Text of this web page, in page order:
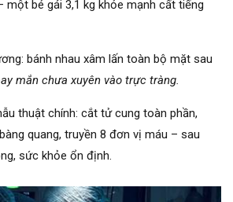
một bé gái 3,1 kg khỏe mạnh cất tiếng
bánh nhau xâm lấn toàn bộ mặt sau
mắn chưa xuyên vào trực tràng.
thuật chính: cắt tử cung toàn phần,
quang, truyền 8 đơn vị máu – sau
sức khỏe ổn định.